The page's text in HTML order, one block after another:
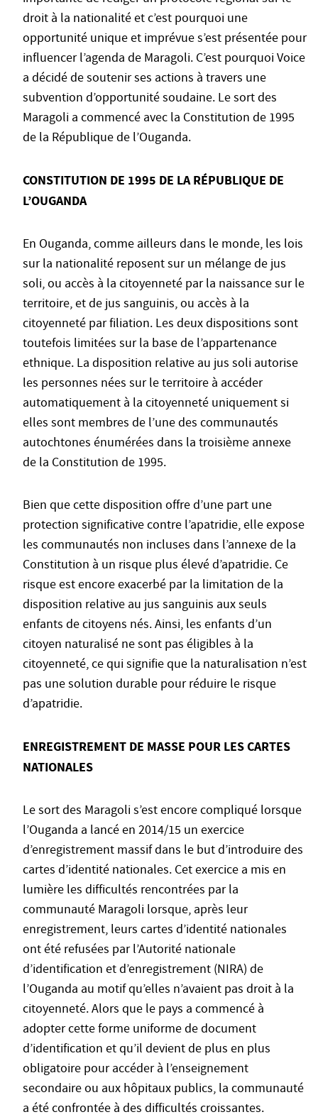
droit à la nationalité et c’est pourquoi une
opportunité unique et imprévue s’est présentée pour
influencer l’agenda de Maragoli. C’est pourquoi Voice
a décidé de soutenir ses actions à travers une
subvention d’opportunité soudaine. Le sort des
Maragoli a commencé avec la Constitution de 1995
de la République de l’Ouganda.
CONSTITUTION DE 1995 DE LA RÉPUBLIQUE DE
L’OUGANDA
En Ouganda, comme ailleurs dans le monde, les lois
sur la nationalité reposent sur un mélange de jus
soli, ou accès à la citoyenneté par la naissance sur le
territoire, et de jus sanguinis, ou accès à la
citoyenneté par filiation. Les deux dispositions sont
toutefois limitées sur la base de l’appartenance
ethnique. La disposition relative au jus soli autorise
les personnes nées sur le territoire à accéder
automatiquement à la citoyenneté uniquement si
elles sont membres de l’une des communautés
autochtones énumérées dans la troisième annexe
de la Constitution de 1995.
Bien que cette disposition offre d’une part une
protection significative contre l’apatridie, elle expose
les communautés non incluses dans l’annexe de la
Constitution à un risque plus élevé d’apatridie. Ce
risque est encore exacerbé par la limitation de la
disposition relative au jus sanguinis aux seuls
enfants de citoyens nés. Ainsi, les enfants d’un
citoyen naturalisé ne sont pas éligibles à la
citoyenneté, ce qui signifie que la naturalisation n’est
pas une solution durable pour réduire le risque
d’apatridie.
ENREGISTREMENT DE MASSE POUR LES CARTES
NATIONALES
Le sort des Maragoli s’est encore compliqué lorsque
l’Ouganda a lancé en 2014/15 un exercice
d’enregistrement massif dans le but d’introduire des
cartes d’identité nationales. Cet exercice a mis en
lumière les difficultés rencontrées par la
communauté Maragoli lorsque, après leur
enregistrement, leurs cartes d’identité nationales
ont été refusées par l’Autorité nationale
d’identification et d’enregistrement (NIRA) de
l’Ouganda au motif qu’elles n’avaient pas droit à la
citoyenneté. Alors que le pays a commencé à
adopter cette forme uniforme de document
d’identification et qu’il devient de plus en plus
obligatoire pour accéder à l’enseignement
secondaire ou aux hôpitaux publics, la communauté
a été confrontée à des difficultés croissantes.